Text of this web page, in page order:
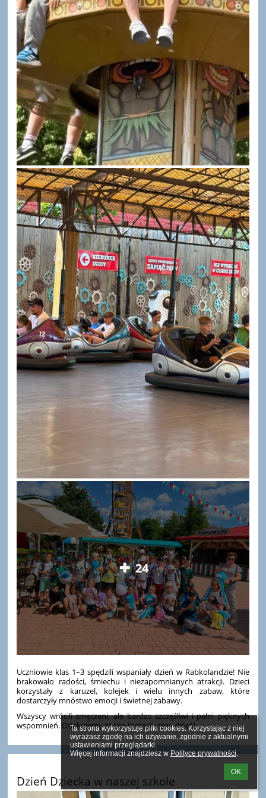
Ta strona wykorzystuje pliki cookies. Korzystając z niej
wyrażasz zgodę na ich używanie, zgodnie z aktualnymi
ustawieniami przeglądarki.
Więcej informacji znajdziesz w Polityce prywatności.
OK
24
Uczniowie klas 1–3 spędzili wspaniały dzień w Rabkolandzie! Nie
brakowało radości, śmiechu i niezapomnianych atrakcji. Dzieci
korzystały z karuzel, kolejek i wielu innych zabaw, które
dostarczyły mnóstwo emocji i świetnej zabawy.
Wszyscy wrócili zmęczeni, ale bardzo szczęśliwi i pełni pięknych
wspomnień. Dziękujemy za ten fantastyczny dzień!
Dzień Dziecka w naszej szkole